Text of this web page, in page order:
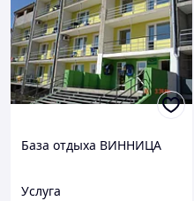
База отдыха ВИННИЦА
Услуга